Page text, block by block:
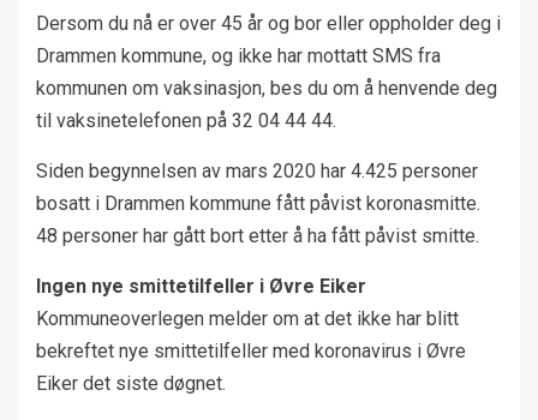
Dersom du nå er over 45 år og bor eller oppholder deg i
Drammen kommune, og ikke har mottatt SMS fra
kommunen om vaksinasjon, bes du om å henvende deg
til vaksinetelefonen på 32 04 44 44.
Siden begynnelsen av mars 2020 har 4.425 personer
bosatt i Drammen kommune fått påvist koronasmitte.
48 personer har gått bort etter å ha fått påvist smitte.
Ingen nye smittetilfeller i Øvre Eiker
Kommuneoverlegen melder om at det ikke har blitt
bekreftet nye smittetilfeller med koronavirus i Øvre
Eiker det siste døgnet.